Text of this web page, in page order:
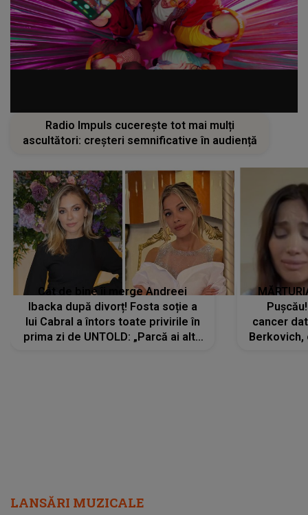
Radio Impuls cucerește tot mai mulți
ascultători: creșteri semnificative în audiență
Cât de bine îi merge Andreei
Ibacka după divorț! Fosta soție a
lui Cabral a întors toate privirile în
prima zi de UNTOLD: „Parcă ai altă
cancer
LANSĂRI MUZICALE